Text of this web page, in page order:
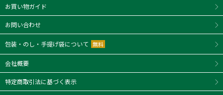
お買い物ガイド
お問い合わせ
包装・のし・手提げ袋について 無料
会社概要
特定商取引法に基づく表示